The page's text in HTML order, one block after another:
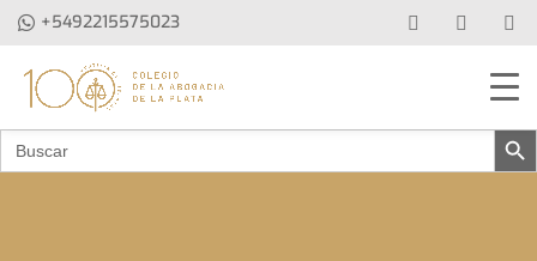
+5492215575023
Buscar: Botón de